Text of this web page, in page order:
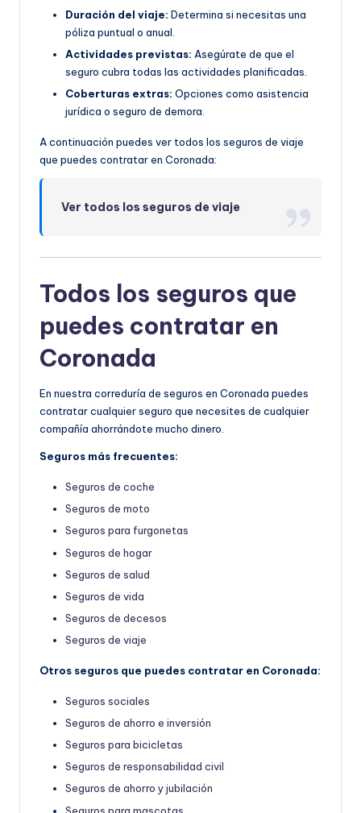
Duración del viaje: Determina si necesitas una
póliza puntual o anual.
Actividades previstas: Asegúrate de que el
seguro cubra todas las actividades planificadas.
Coberturas extras: Opciones como asistencia
jurídica o seguro de demora.
A continuación puedes ver todos los seguros de viaje
que puedes contratar en Coronada:
Ver todos los seguros de viaje
Todos los seguros que
puedes contratar en
Coronada
En nuestra correduría de seguros en Coronada puedes
contratar cualquier seguro que necesites de cualquier
compañía ahorrándote mucho dinero.
Seguros más frecuentes:
Seguros de coche
Seguros de moto
Seguros para furgonetas
Seguros de hogar
Seguros de salud
Seguros de vida
Seguros de decesos
Seguros de viaje
Otros seguros que puedes contratar en Coronada:
Seguros sociales
Seguros de ahorro e inversión
Seguros para bicicletas
Seguros de responsabilidad civil
Seguros de ahorro y jubilación
Seguros para mascotas